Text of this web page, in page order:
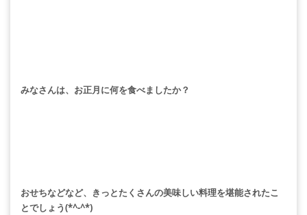
みなさんは、お正月に何を食べましたか？
おせちなどなど、きっとたくさんの美味しい料理を堪能されたこ
とでしょう(*^-^*)